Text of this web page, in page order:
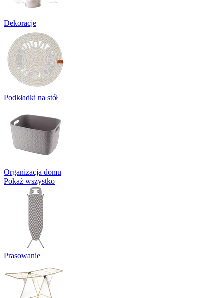
Dekoracje
Podkładki na stół
Organizacja domu
Pokaż wszystko
Prasowanie